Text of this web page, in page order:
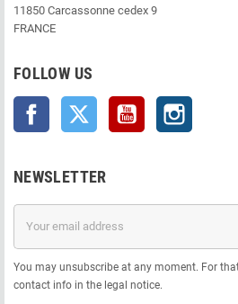
11850 Carcassonne cedex 9
FRANCE
FOLLOW US
Facebook Twitter YouTube
NEWSLETTER
You may unsubscribe at any moment. For
contact info in the legal notice.